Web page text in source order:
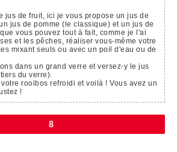
jus de pomme (le classique) et un jus de
vous pouvez tout à fait, comme je l'ai
et les pêches, réaliser vous-même votre
mixant seuls ou avec un poil d'eau ou de
du verre).
!
8